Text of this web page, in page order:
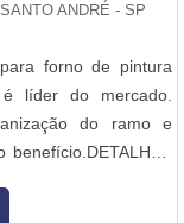
ANDRÉ - SP
forno de pintura
líder do mercado.
do ramo e
para forno de